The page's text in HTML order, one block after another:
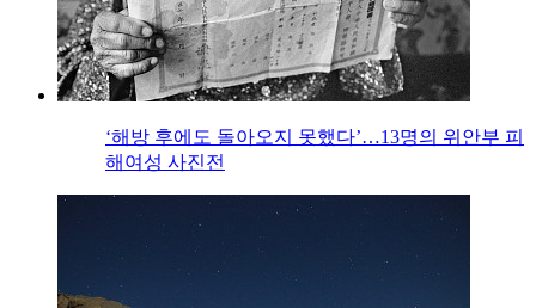
‘해방 후에도 돌아오지 못했다’…13명의 위안부 피
해여성 사진전